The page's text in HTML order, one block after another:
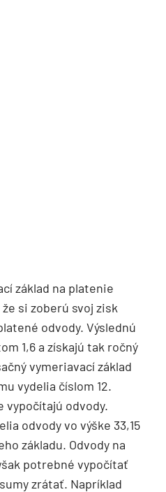
základ na platenie
si zoberú svoj zisk
odvody. Výslednú
1,6 a získajú tak ročný
vymeriavací základ
vydelia číslom 12.
vypočítajú odvody.
odvody vo výške 33,15
základu. Odvody na
potrebné vypočítať
zrátať. Napríklad